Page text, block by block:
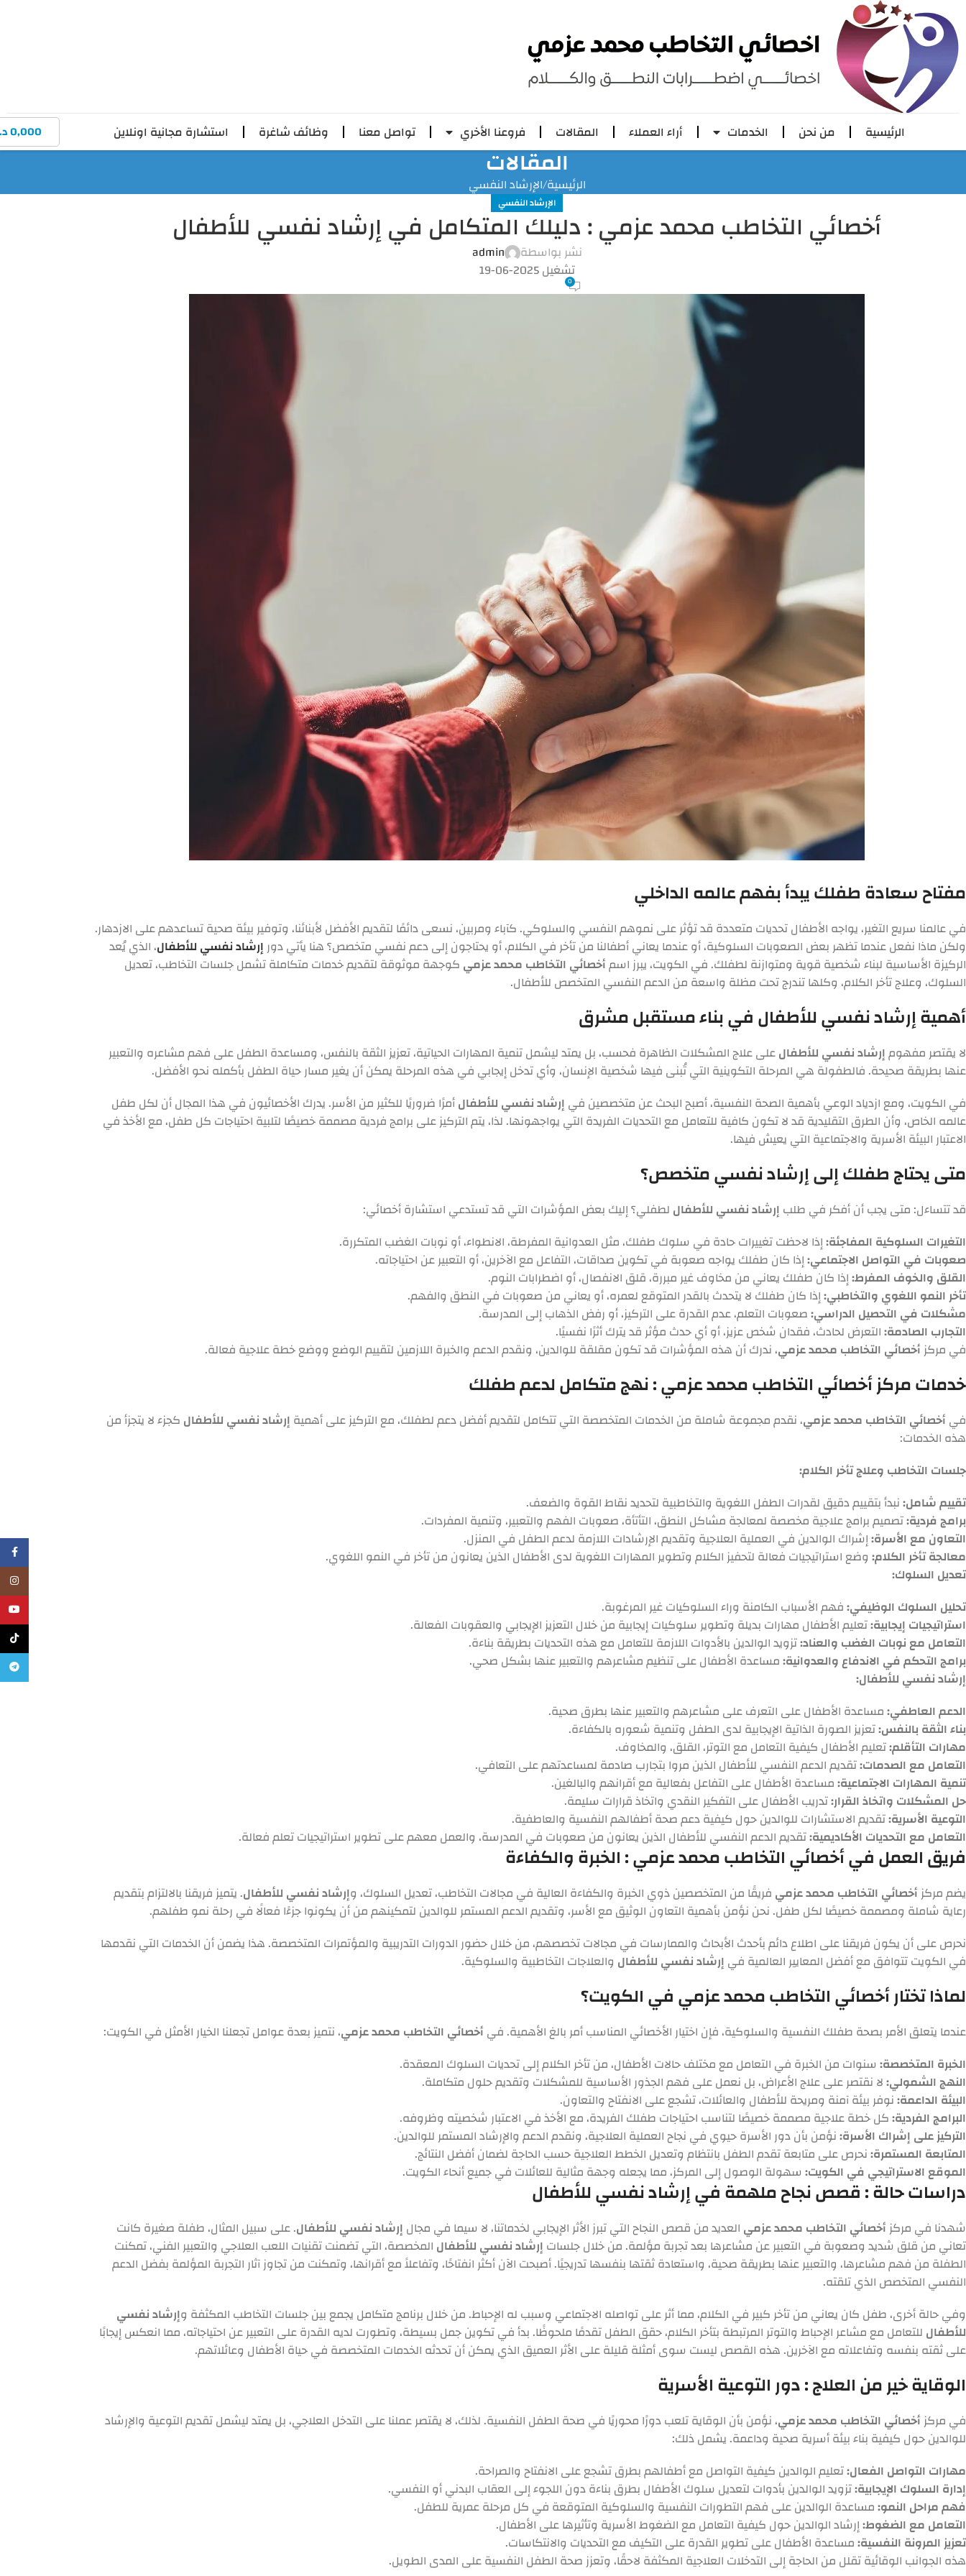
الرئيسية من نحن الخدمات أراء العملاء المقالات فروعنا الأخري تواصل معنا وظائف شاغرة استشارة مجانية اونلاين 0,000
المقالات
الرئيسية الإرشاد النفسي
الإرشاد النفسي
أخصائي التخاطب محمد عزمي : دليلك المتكامل في إرشاد نفسي للأطفال
نشر بواسطة
admin
تشغيل 2025-06-19
0
مفتاح سعادة طفلك يبدأ بفهم عالمه الداخلي
في عالمنا سريع التغير، يواجه الأطفال تحديات متعددة قد تؤثر على نموهم النفسي والسلوكي. كآباء ومربين، نسعى دائمًا لتقديم الأفضل لأبنائنا، وتوفير بيئة صحية تساعدهم على الازدهار.
ولكن ماذا نفعل عندما تظهر بعض الصعوبات السلوكية، أو عندما يعاني أطفالنا من تأخر في الكلام، أو يحتاجون إلى دعم نفسي متخصص؟ هنا يأتي دورإرشاد نفسي للأطفال، الذي يُعد
الركيزة الأساسية لبناء شخصية قوية ومتوازنة لطفلك. في الكويت، يبرز اسمأخصائي التخاطب محمد عزمي كوجهة موثوقة لتقديم خدمات متكاملة تشمل جلسات التخاطب، تعديل
السلوك، وعلاج تأخر الكلام، وكلها تندرج تحت مظلة واسعة من الدعم النفسي المتخصص للأطفال.
أهمية إرشاد نفسي للأطفال في بناء مستقبل مشرق
لا يقتصر مفهومإرشاد نفسي للأطفالعلى علاج المشكلات الظاهرة فحسب، بل يمتد ليشمل تنمية المهارات الحياتية، تعزيز الثقة بالنفس، ومساعدة الطفل على فهم مشاعره والتعبير
عنها بطريقة صحيحة. فالطفولة هي المرحلة التكوينية التي تُبنى فيها شخصية الإنسان، وأي تدخل إيجابي في هذه المرحلة يمكن أن يغير مسار حياة الطفل بأكمله نحو الأفضل.
في الكويت، ومع ازدياد الوعي بأهمية الصحة النفسية، أصبح البحث عن متخصصين في إرشاد نفسي للأطفالأمرًا ضروريًا للكثير من الأسر. يدرك الأخصائيون في هذا المجال أن لكل طفل
عالمه الخاص، وأن الطرق التقليدية قد لا تكون كافية للتعامل مع التحديات الفريدة التي يواجهونها. لذا، يتم التركيز على برامج فردية مصممة خصيصًا لتلبية احتياجات كل طفل، مع الأخذ في
الاعتبار البيئة الأسرية والاجتماعية التي يعيش فيها.
متى يحتاج طفلك إلى إرشاد نفسي متخصص؟
قد تتساءل: متى يجب أن أفكر في طلب إرشاد نفسي للأطفال لطفلي؟ إليك بعض المؤشرات التي قد تستدعي استشارة أخصائي:
التغيرات السلوكية المفاجئة:إذا لاحظت تغييرات حادة في سلوك طفلك، مثل العدوانية المفرطة، الانطواء، أو نوبات الغضب المتكررة.
صعوبات في التواصل الاجتماعي:إذا كان طفلك يواجه صعوبة في تكوين صداقات، التفاعل مع الآخرين، أو التعبير عن احتياجاته.
القلق والخوف المفرط:إذا كان طفلك يعاني من مخاوف غير مبررة، قلق الانفصال، أو اضطرابات النوم.
تأخر النمو اللغوي والتخاطبي:إذا كان طفلك لا يتحدث بالقدر المتوقع لعمره، أو يعاني من صعوبات في النطق والفهم.
مشكلات في التحصيل الدراسي:صعوبات التعلم، عدم القدرة على التركيز، أو رفض الذهاب إلى المدرسة.
التجارب الصادمة:التعرض لحادث، فقدان شخص عزيز، أو أي حدث مؤثر قد يترك أثرًا نفسيًا.
في مركزأخصائي التخاطب محمد عزمي، ندرك أن هذه المؤشرات قد تكون مقلقة للوالدين، ونقدم الدعم والخبرة اللازمين لتقييم الوضع ووضع خطة علاجية فعالة.
خدمات مركز أخصائي التخاطب محمد عزمي : نهج متكامل لدعم طفلك
في أخصائي التخاطب محمد عزمي، نقدم مجموعة شاملة من الخدمات المتخصصة التي تتكامل لتقديم أفضل دعم لطفلك، مع التركيز على أهمية إرشاد نفسي للأطفال كجزء لا يتجزأ من
هذه الخدمات:
جلسات التخاطب وعلاج تأخر الكلام:
تقييم شامل:نبدأ بتقييم دقيق لقدرات الطفل اللغوية والتخاطبية لتحديد نقاط القوة والضعف.
برامج فردية:تصميم برامج علاجية مخصصة لمعالجة مشاكل النطق، التأتأة، صعوبات الفهم والتعبير، وتنمية المفردات.
التعاون مع الأسرة:إشراك الوالدين في العملية العلاجية وتقديم الإرشادات اللازمة لدعم الطفل في المنزل.
معالجة تأخر الكلام: وضع استراتيجيات فعالة لتحفيز الكلام وتطوير المهارات اللغوية لدى الأطفال الذين يعانون من تأخر في النمو اللغوي.
تعديل السلوك:
تحليل السلوك الوظيفي:فهم الأسباب الكامنة وراء السلوكيات غير المرغوبة.
استراتيجيات إيجابية:تعليم الأطفال مهارات بديلة وتطوير سلوكيات إيجابية من خلال التعزيز الإيجابي والعقوبات الفعالة.
التعامل مع نوبات الغضب والعناد:تزويد الوالدين بالأدوات اللازمة للتعامل مع هذه التحديات بطريقة بناءة.
برامج التحكم في الاندفاع والعدوانية:مساعدة الأطفال على تنظيم مشاعرهم والتعبير عنها بشكل صحي.
إرشاد نفسي للأطفال:
الدعم العاطفي:مساعدة الأطفال على التعرف على مشاعرهم والتعبير عنها بطرق صحية.
بناء الثقة بالنفس:تعزيز الصورة الذاتية الإيجابية لدى الطفل وتنمية شعوره بالكفاءة.
مهارات التأقلم:تعليم الأطفال كيفية التعامل مع التوتر، القلق، والمخاوف.
التعامل مع الصدمات:تقديم الدعم النفسي للأطفال الذين مروا بتجارب صادمة لمساعدتهم على التعافي.
تنمية المهارات الاجتماعية:مساعدة الأطفال على التفاعل بفعالية مع أقرانهم والبالغين.
حل المشكلات واتخاذ القرار:تدريب الأطفال على التفكير النقدي واتخاذ قرارات سليمة.
التوعية الأسرية:تقديم الاستشارات للوالدين حول كيفية دعم صحة أطفالهم النفسية والعاطفية.
التعامل مع التحديات الأكاديمية:تقديم الدعم النفسي للأطفال الذين يعانون من صعوبات في المدرسة، والعمل معهم على تطوير استراتيجيات تعلم فعالة.
فريق العمل في أخصائي التخاطب محمد عزمي : الخبرة والكفاءة
يضم مركزأخصائي التخاطب محمد عزمي فريقًا من المتخصصين ذوي الخبرة والكفاءة العالية في مجالات التخاطب، تعديل السلوك، وإرشاد نفسي للأطفال. يتميز فريقنا بالالتزام بتقديم
رعاية شاملة ومصممة خصيصًا لكل طفل. نحن نؤمن بأهمية التعاون الوثيق مع الأسر، وتقديم الدعم المستمر للوالدين لتمكينهم من أن يكونوا جزءًا فعالًا في رحلة نمو طفلهم.
نحرص على أن يكون فريقنا على اطلاع دائم بأحدث الأبحاث والممارسات في مجالات تخصصهم، من خلال حضور الدورات التدريبية والمؤتمرات المتخصصة. هذا يضمن أن الخدمات التي نقدمها
في الكويت تتوافق مع أفضل المعايير العالمية في إرشاد نفسي للأطفال والعلاجات التخاطبية والسلوكية.
لماذا تختار أخصائي التخاطب محمد عزمي في الكويت؟
عندما يتعلق الأمر بصحة طفلك النفسية والسلوكية، فإن اختيار الأخصائي المناسب أمر بالغ الأهمية. في أخصائي التخاطب محمد عزمي، نتميز بعدة عوامل تجعلنا الخيار الأمثل في الكويت:
الخبرة المتخصصة:سنوات من الخبرة في التعامل مع مختلف حالات الأطفال، من تأخر الكلام إلى تحديات السلوك المعقدة.
النهج الشمولي:لا نقتصر على علاج الأعراض، بل نعمل على فهم الجذور الأساسية للمشكلات وتقديم حلول متكاملة.
البيئة الداعمة:نوفر بيئة آمنة ومريحة للأطفال والعائلات، تشجع على الانفتاح والتعاون.
البرامج الفردية:كل خطة علاجية مصممة خصيصًا لتناسب احتياجات طفلك الفريدة، مع الأخذ في الاعتبار شخصيته وظروفه.
التركيز على إشراك الأسرة:نؤمن بأن دور الأسرة حيوي في نجاح العملية العلاجية، ونقدم الدعم والإرشاد المستمر للوالدين.
المتابعة المستمرة:نحرص على متابعة تقدم الطفل بانتظام وتعديل الخطط العلاجية حسب الحاجة لضمان أفضل النتائج.
الموقع الاستراتيجي في الكويت:سهولة الوصول إلى المركز، مما يجعله وجهة مثالية للعائلات في جميع أنحاء الكويت.
دراسات حالة : قصص نجاح ملهمة في إرشاد نفسي للأطفال
شهدنا في مركزأخصائي التخاطب محمد عزمي العديد من قصص النجاح التي تبرز الأثر الإيجابي لخدماتنا، لا سيما في مجال إرشاد نفسي للأطفال. على سبيل المثال، طفلة صغيرة كانت
تعاني من قلق شديد وصعوبة في التعبير عن مشاعرها بعد تجربة مؤلمة. من خلال جلسات إرشاد نفسي للأطفال المخصصة، التي تضمنت تقنيات اللعب العلاجي والتعبير الفني، تمكنت
الطفلة من فهم مشاعرها، والتعبير عنها بطريقة صحية، واستعادة ثقتها بنفسها تدريجيًا. أصبحت الآن أكثر انفتاحًا، وتفاعلاً مع أقرانها، وتمكنت من تجاوز آثار التجربة المؤلمة بفضل الدعم
النفسي المتخصص الذي تلقته.
وفي حالة أخرى، طفل كان يعاني من تأخر كبير في الكلام، مما أثر على تواصله الاجتماعي وسبب له الإحباط. من خلال برنامج متكامل يجمع بين جلسات التخاطب المكثفة وإرشاد نفسي
للأطفال للتعامل مع مشاعر الإحباط والتوتر المرتبطة بتأخر الكلام، حقق الطفل تقدمًا ملحوظًا. بدأ في تكوين جمل بسيطة، وتطورت لديه القدرة على التعبير عن احتياجاته، مما انعكس إيجابًا
على ثقته بنفسه وتفاعلاته مع الآخرين. هذه القصص ليست سوى أمثلة قليلة على الأثر العميق الذي يمكن أن تحدثه الخدمات المتخصصة في حياة الأطفال وعائلاتهم.
الوقاية خير من العلاج : دور التوعية الأسرية
في مركزأخصائي التخاطب محمد عزمي، نؤمن بأن الوقاية تلعب دورًا محوريًا في صحة الطفل النفسية. لذلك، لا يقتصر عملنا على التدخل العلاجي، بل يمتد ليشمل تقديم التوعية والإرشاد
للوالدين حول كيفية بناء بيئة أسرية صحية وداعمة. يشمل ذلك:
مهارات التواصل الفعال:تعليم الوالدين كيفية التواصل مع أطفالهم بطرق تشجع على الانفتاح والصراحة.
إدارة السلوك الإيجابية:تزويد الوالدين بأدوات لتعديل سلوك الأطفال بطرق بناءة دون اللجوء إلى العقاب البدني أو النفسي.
فهم مراحل النمو:مساعدة الوالدين على فهم التطورات النفسية والسلوكية المتوقعة في كل مرحلة عمرية للطفل.
التعامل مع الضغوط:إرشاد الوالدين حول كيفية التعامل مع الضغوط الأسرية وتأثيرها على الأطفال.
تعزيز المرونة النفسية:مساعدة الأطفال على تطوير القدرة على التكيف مع التحديات والانتكاسات.
هذه الجوانب الوقائية تقلل من الحاجة إلى التدخلات العلاجية المكثفة لاحقًا، وتعزز صحة الطفل النفسية على المدى الطويل.
تيك
تليجرام